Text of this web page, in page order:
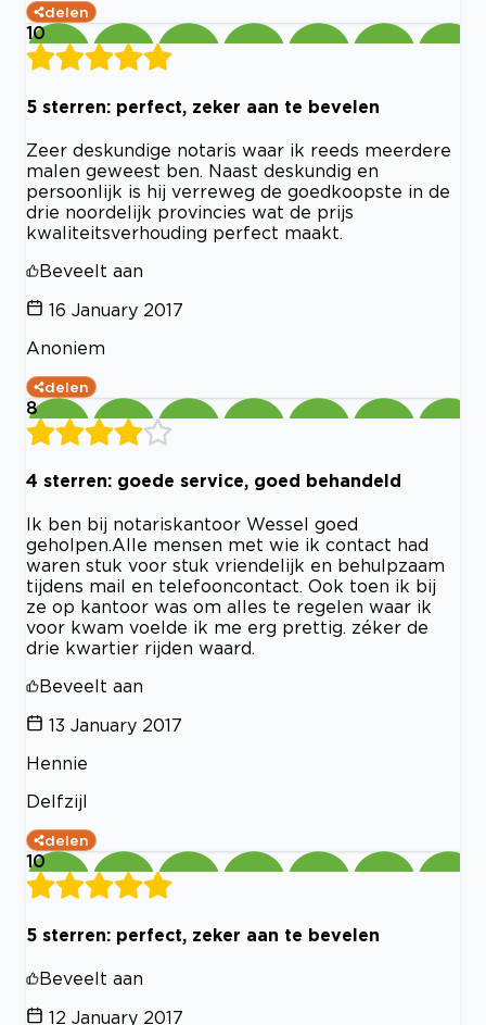
delen
10
5 sterren: perfect, zeker aan te bevelen
Zeer deskundige notaris waar ik reeds meerdere
malen geweest ben. Naast deskundig en
persoonlijk is hij verreweg de goedkoopste in de
drie noordelijk provincies wat de prijs
kwaliteitsverhouding perfect maakt.
Beveelt aan
16 January 2017
Anoniem
delen
8
4 sterren: goede service, goed behandeld
Ik ben bij notariskantoor Wessel goed
geholpen.Alle mensen met wie ik contact had
waren stuk voor stuk vriendelijk en behulpzaam
tijdens mail en telefooncontact. Ook toen ik bij
ze op kantoor was om alles te regelen waar ik
voor kwam voelde ik me erg prettig. zéker de
drie kwartier rijden waard.
Beveelt aan
13 January 2017
Hennie
Delfzijl
delen
10
5 sterren: perfect, zeker aan te bevelen
Beveelt aan
12 January 2017